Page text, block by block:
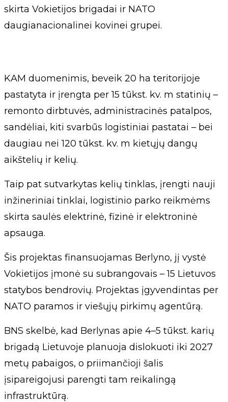
skirta Vokietijos brigadai ir NATO
daugianacionalinei kovinei grupei.
KAM duomenimis, beveik 20 ha teritorijoje
pastatyta ir įrengta per 15 tūkst. kv. m statinių –
remonto dirbtuvės, administracinės patalpos,
sandėliai, kiti svarbūs logistiniai pastatai – bei
daugiau nei 120 tūkst. kv. m kietųjų dangų
aikštelių ir kelių.
Taip pat sutvarkytas kelių tinklas, įrengti nauji
inžineriniai tinklai, logistinio parko reikmėms
skirta saulės elektrinė, fizinė ir elektroninė
apsauga.
Šis projektas finansuojamas Berlyno, jį vystė
Vokietijos įmonė su subrangovais – 15 Lietuvos
statybos bendrovių. Projektas įgyvendintas per
NATO paramos ir viešųjų pirkimų agentūrą.
BNS skelbė, kad Berlynas apie 4–5 tūkst. karių
brigadą Lietuvoje planuoja dislokuoti iki 2027
metų pabaigos, o priimančioji šalis
įsipareigojusi parengti tam reikalingą
infrastruktūrą.